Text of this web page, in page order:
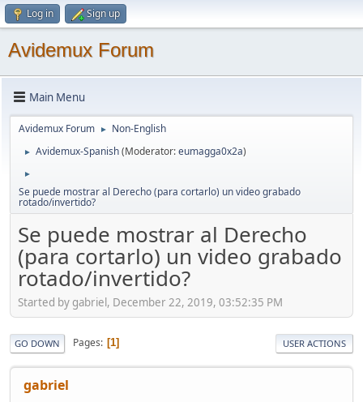
Log in Sign up
Avidemux Forum
Main Menu
Avidemux Forum ► Non-English
► Avidemux-Spanish(Moderator:eumagga0x2a)
►
Se puede mostrar al Derecho (para cortarlo) un video grabado
rotado/invertido?
Se puede mostrar al Derecho
(para cortarlo) un video grabado
rotado/invertido?
Started by gabriel, December 22, 2019, 03:52:35 PM
GO DOWN Pages 1 USER ACTIONS
gabriel